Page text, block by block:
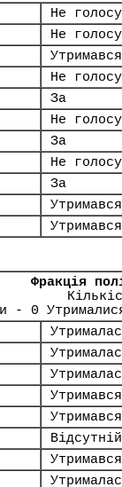
Не
Не
Утримався
Не
За
Не
За
Не
За
Утримався
Утримався
Фракція
- 0
Утримався
Утримався
Відсутній
Утримався